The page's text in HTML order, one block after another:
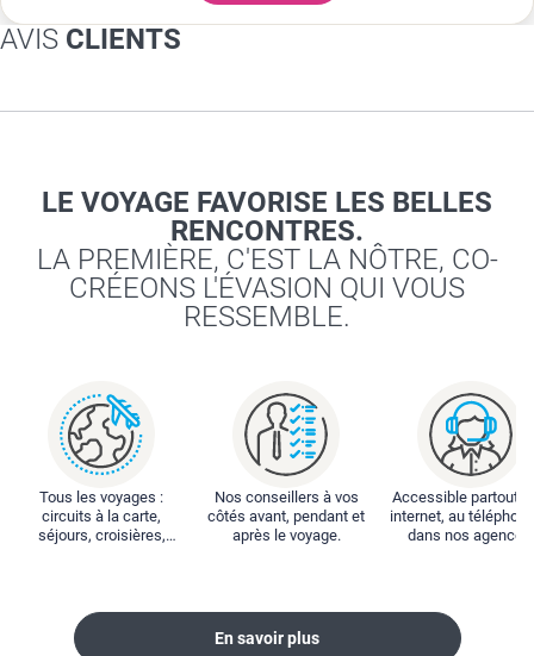
AVIS CLIENTS
LE VOYAGE FAVORISE LES BELLES
RENCONTRES.
LA PREMIÈRE, C'EST LA NÔTRE, CO-
CRÉEONS L'ÉVASION QUI VOUS
RESSEMBLE.
Tous les voyages :
circuits à la carte,
séjours, croisières,
Nos conseillers à vos
côtés avant, pendant et
après le voyage.
Accessible partout :
internet, au
dans nos agences.
En savoir plus